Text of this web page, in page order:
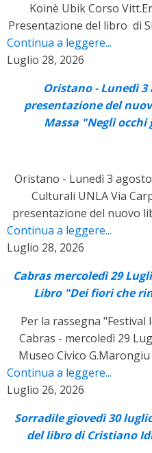
Koinè Ubik Corso
Presentazione del libro di
Edizioni il Maestrale
Marras Perantoni In
Continua a leggere...
Luglio 28, 2026
Oristano - Lunedì 3
presentazione del
Massa "Negli occhi
Oristano - Lunedì 3
Culturali UNLA Via
presentazione del nuovo
"Negli occhi grogo del mio
Dialogano con l'autrice:
Continua a leggere...
Luglio 28, 2026
Cabras mercoledì 29
Libro "Dei fiori che
Per la rassegna
Cabras - mercoledì 29
Museo Civico
Giulio Neri "Dei fiori che
Dialoga con
Continua a leggere...
Luglio 26, 2026
Sorradile giovedì 30
del libro di Cristiano